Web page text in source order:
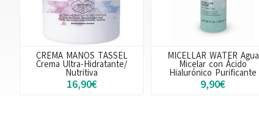
CREMA MANOS TASSEL
Crema Ultra-Hidratante/
Nutritiva
16,90€
MICELLAR WATER Agua
Micelar con Ácido
Hialurónico Purificante
9,90€